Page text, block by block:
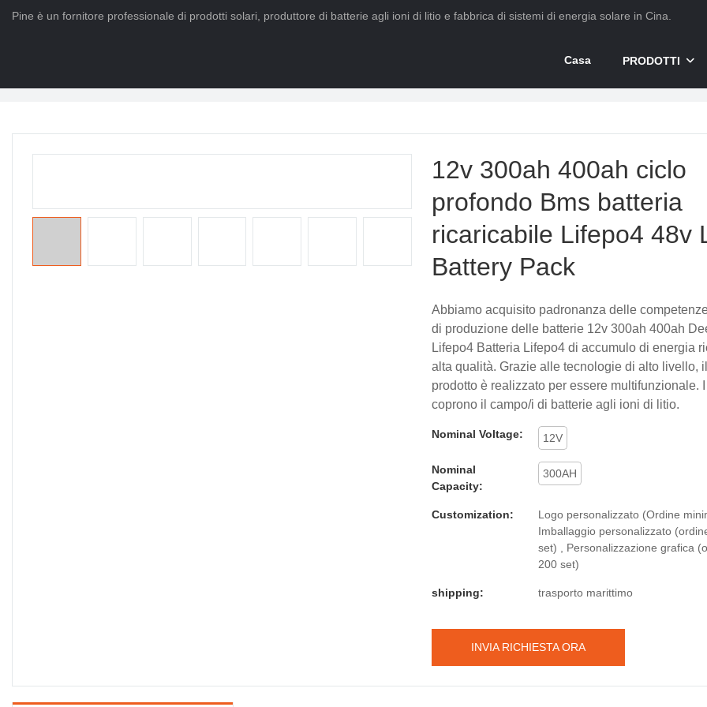
Pine è un fornitore professionale di prodotti solari, produttore di batterie agli ioni di litio e fabbrica di sistemi di energia solare in Cina.
Casa PRODOTTI
12v 300ah 400ah ciclo
profondo Bms batteria
ricaricabile Lifepo4 48v
Battery Pack
Abbiamo acquisito padronanza delle
di produzione delle batterie 12v 300ah 400ah
Lifepo4 Batteria Lifepo4 di accumulo di energia
alta qualità. Grazie alle tecnologie di alto livello,
prodotto è realizzato per essere multifunzionale.
coprono il campo/i di batterie agli ioni di litio.
Nominal Voltage: 12V
Nominal
Capacity:
300AH
Customization:
Logo personalizzato (Ordine
Imballaggio personalizzato
set) , Personalizzazione grafica
200 set)
shipping: trasporto marittimo
INVIA RICHIESTA ORA